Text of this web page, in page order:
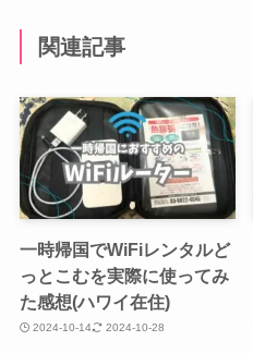
関連記事
一時帰国でWiFiレンタルど
っとこむを実際に使ってみ
た感想(ハワイ在住)
2024-10-14 2024-10-28